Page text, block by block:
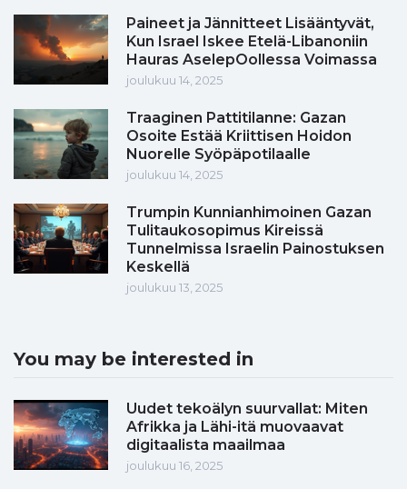
Paineet ja Jännitteet Lisääntyvät,
Kun Israel Iskee Etelä-Libanoniin
Hauras AselepOollessa Voimassa
joulukuu 14, 2025
Traaginen Pattitilanne: Gazan
Osoite Estää Kriittisen Hoidon
Nuorelle Syöpäpotilaalle
joulukuu 14, 2025
Trumpin Kunnianhimoinen Gazan
Tulitaukosopimus Kireissä
Tunnelmissa Israelin Painostuksen
Keskellä
joulukuu 13, 2025
You may be interested in
Uudet tekoälyn suurvallat: Miten
Afrikka ja Lähi-itä muovaavat
digitaalista maailmaa
joulukuu 16, 2025